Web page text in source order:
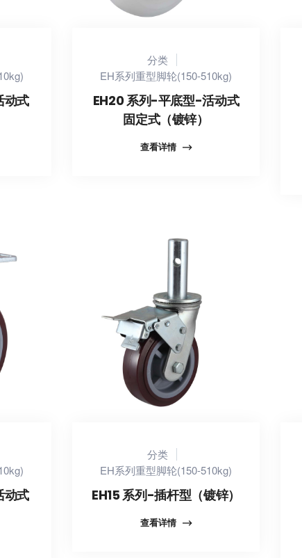
动式
分类
EH系列重型脚轮(150-510kg)
EH20 系列-平底型-活动式
固定式（镀锌）
查看详情
动式
分类
EH系列重型脚轮(150-510kg)
EH15 系列-插杆型（镀锌）
查看详情